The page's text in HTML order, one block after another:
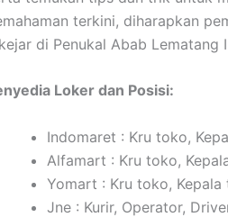
terkini, diharapkan
di Penukal Abab Lematang
Loker dan Posisi:
Indomaret : Kru toko,
Alfamart : Kru toko,
Yomart : Kru toko,
Jne : Kurir, Operator,